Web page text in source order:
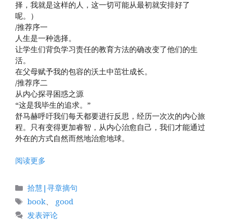
择，我就是这样的人，这一切可能从最初就安排好了
呢。）
/推荐序一
人生是一种选择。
让学生们背负学习责任的教育方法的确改变了他们的生
活。
在父母赋予我的包容的沃土中茁壮成长。
/推荐序二
从内心探寻困惑之源
“这是我毕生的追求。”
舒马赫呼吁我们每天都要进行反思，经历一次次的内心旅
程。只有变得更加睿智，从内心治愈自己，我们才能通过
外在的方式自然而然地治愈地球。
阅读更多
分
类
拾慧|寻章摘句
标
签
book、 good
发表评论